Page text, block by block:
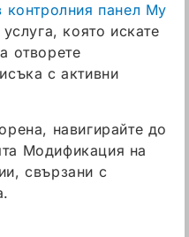
контролния панел My
която искате
отворете
с активни
навигирайте до
Модификация на
свързани с